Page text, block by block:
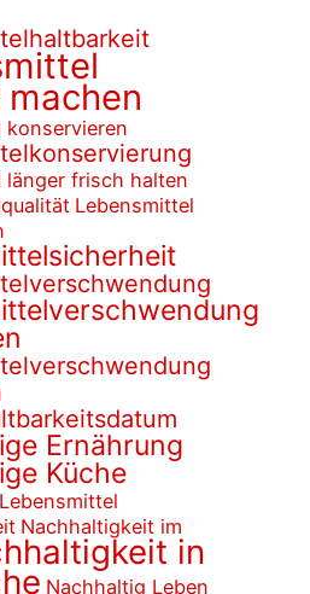
konservieren
länger frisch halten
Lebensmittel
Ernährung
Küche
Nachhaltigkeit im
in
Nachhaltig Leben